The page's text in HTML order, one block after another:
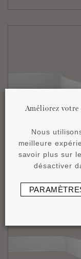
FD2S FLEX
110 x 15 x 2000
Améliorez votre
Nous
meilleure
savoir plus sur
désactiver